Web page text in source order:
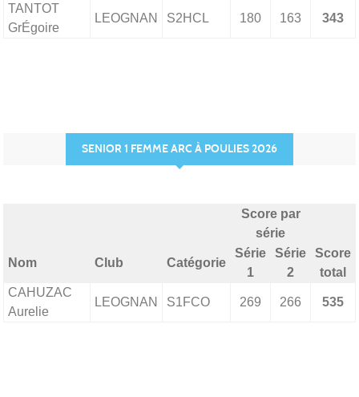
TANTOT
GrÉgoire
LEOGNAN S2HCL 180 163 343
SENIOR 1 FEMME ARC À POULIES 2026
Score par
série
Nom Club Catégorie
Série
1
Série
2
Score
total
CAHUZAC
Aurelie
LEOGNAN S1FCO 269 266 535